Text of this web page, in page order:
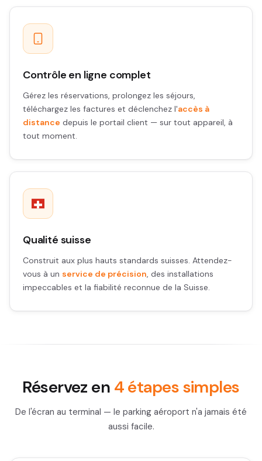
Contrôle en ligne complet
Gérez les réservations, prolongez les séjours,
téléchargez les factures et déclenchez l'accès à
distance depuis le portail client — sur tout appareil, à
tout moment.
Qualité suisse
Construit aux plus hauts standards suisses. Attendez-
vous à un service de précision, des installations
impeccables et la fiabilité reconnue de la Suisse.
Réservez en 4 étapes simples
De l'écran au terminal — le parking aéroport n'a jamais été
aussi facile.